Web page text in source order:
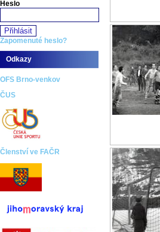
Heslo
Zapomenuté heslo?
Odkazy
OFS Brno-venkov
ČUS
Členství ve FAČR